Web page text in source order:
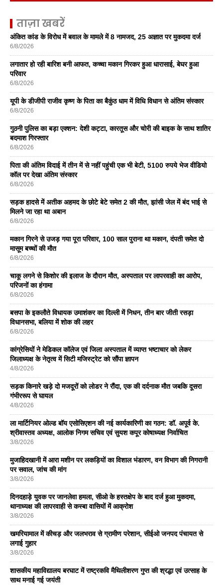
ताज़ा खबरें
अंकित कांड के विरोध में बवाल के मामले में 8 नामजद, 25 अज्ञात पर मुकदमा दर्ज
6/8/2026
लगातार हो रही बारिश बनी आफत, कच्चा मकान गिरकर हुआ धारासाई, बेघर हुआ
परिवार
6/8/2026
यूपी के डीजीपी राजीव कृष्ण के पिता का बैकुंठ धाम में विधि विधान से अंतिम संस्कार
6/8/2026
गुठनी पुलिस का बड़ा एक्शन: देशी कट्टा, कारतूस और चोरी की बाइक के साथ शातिर
बदमाश गिरफ्तार
6/8/2026
पिता की अंतिम विदाई में तीन में से नहीं पहुंची एक भी बेटी, 5100 रुपये भेज वीडियो
कॉल पर देखा अंतिम संस्कार
6/8/2026
सड़क हादसे में अतीक अहमद के छोटे बेटे समेत 2 की मौत, झांसी जेल में बंद भाई से
मिलने जा रहा था अबान
6/8/2026
मकान गिरने से उजड़ गया पूरा परिवार, 100 साल पुराना था मकान, दंपती समेत दो
मासूम बच्चों की मौत
6/8/2026
चाकू लगने से किशोर की इलाज के दौरान मौत, अस्पताल पर लापरवाही का आरोप,
परिजनों का हंगामा
6/8/2026
बसपा के इकलाैते विधायक उमाशंकर का दिल्ली में निधन, तीन बार जीती रसड़ा
विधानसभा, बलिया में शोक की लहर
6/8/2026
कांग्रेसियों ने मेडिकल कॉलेज एवं जिला अस्पताल में व्याप्त भष्टाचार को लेकर
जिलाध्यक्ष के नेतृत्व में सिटी मजिस्ट्रेट को सौंपा ज्ञापन
4/8/2026
सड़क किनारे खड़े दो मजदूरों को लोडर ने रौंदा, एक की दर्दनाक मौत जबकि दूसरा
गंभीररूप से घायल
4/8/2026
ला मार्टिनियर ओल्ड बॉय एसोसिएशन की नई कार्यकारिणी का गठन: डॉ. अपूर्व के.
श्रीवास्तव अध्यक्ष, आलोक निगम सचिव एवं सुयश कपूर कोषाध्यक्ष निर्वाचित
3/8/2026
मुजाहिदखानी में आरा मशीन पर लकड़ियों का विशाल भंडारण, वन विभाग की निगरानी
पर सवाल, जांच की मांग
3/8/2026
दिनदहाड़े युवक पर जानलेवा हमला, सीओ के हस्तक्षेप के बाद दर्ज हुआ मुकदमा,
थानाध्यक्ष की लापरवाही से कस्बा वासियों में आक्रोश
3/8/2026
खमरियामाल में कीचड़ और जलभराव से ग्रामीण परेशान, सीईओ जनपद पंचायत से
लगाई गुहार
3/8/2026
शासकीय महाविद्यालय बरघाट में राष्ट्रकवि मैथिलीशरण गुप्त की श्रद्धा एवं उत्साह के
साथ मनाई गई जयंती